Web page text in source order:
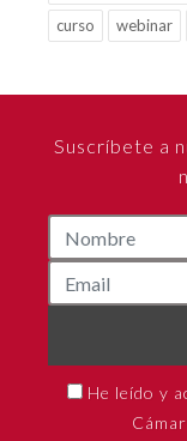
curso
webinar
Suscríbete a
He leído y